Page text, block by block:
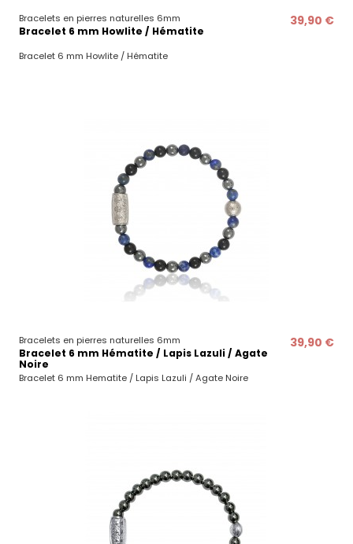
Bracelets en pierres naturelles 6mm
Bracelet 6 mm Howlite / Hématite
39,90 €
Bracelet 6 mm Howlite / Hématite
Bracelets en pierres naturelles 6mm
Bracelet 6 mm Hématite / Lapis Lazuli / Agate
Noire
39,90 €
Bracelet 6 mm Hematite / Lapis Lazuli / Agate Noire